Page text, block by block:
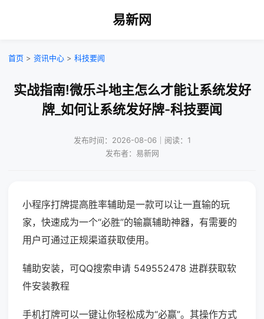
易新网
首页 > 资讯中心 > 科技要闻
实战指南!微乐斗地主怎么才能让系统发好
牌_如何让系统发好牌-科技要闻
发布时间：2026-08-06｜阅读：1
发布者：易新网
小程序打牌提高胜率辅助是一款可以让一直输的玩
家，快速成为一个“必胜”的输赢辅助神器，有需要的
用户可通过正规渠道获取使用。
辅助安装，可QQ搜索申请 549552478 进群获取软
件安装教程
手机打牌可以一键让你轻松成为“必赢”。其操作方式